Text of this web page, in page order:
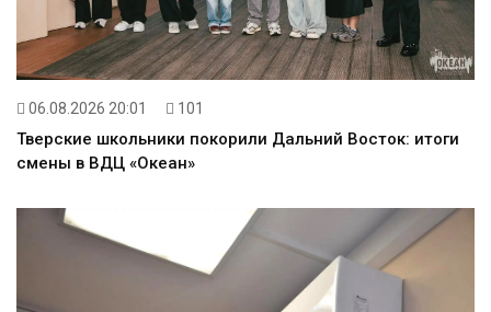
06.08.2026 20:01 101
Тверские школьники покорили Дальний Восток: итоги
смены в ВДЦ «Океан»